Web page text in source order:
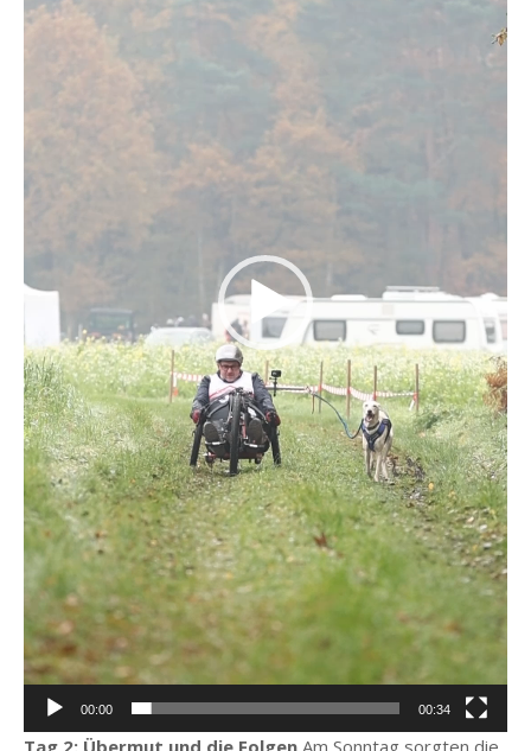
00:00 00:34